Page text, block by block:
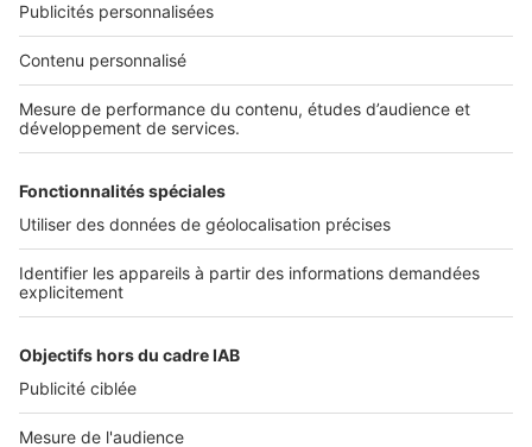
NOS APPLICATIONS
Découvrez nos applications
Tous nos services pro
Accès client
Mes annonces sur SeLoger
À DÉCOUVRIR
Tout l'immobilier
Toutes les villes
Tous les départements
Toutes les régions